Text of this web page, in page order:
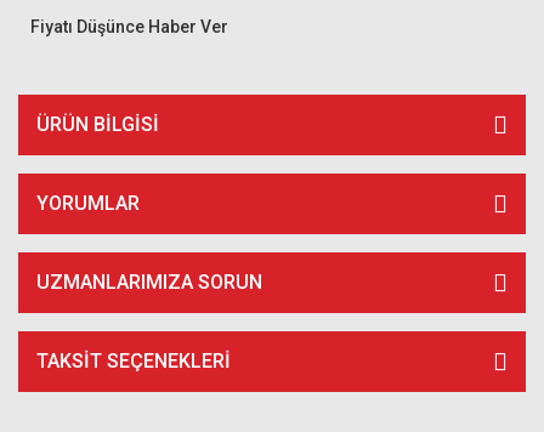
Fiyatı Düşünce Haber Ver
ÜRÜN BILGISI
YORUMLAR
UZMANLARIMIZA SORUN
TAKSIT SEÇENEKLERI